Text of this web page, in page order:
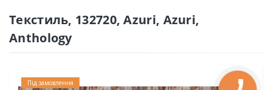
Текстиль, 132720, Azuri, Azuri,
Anthology
Під замовлення